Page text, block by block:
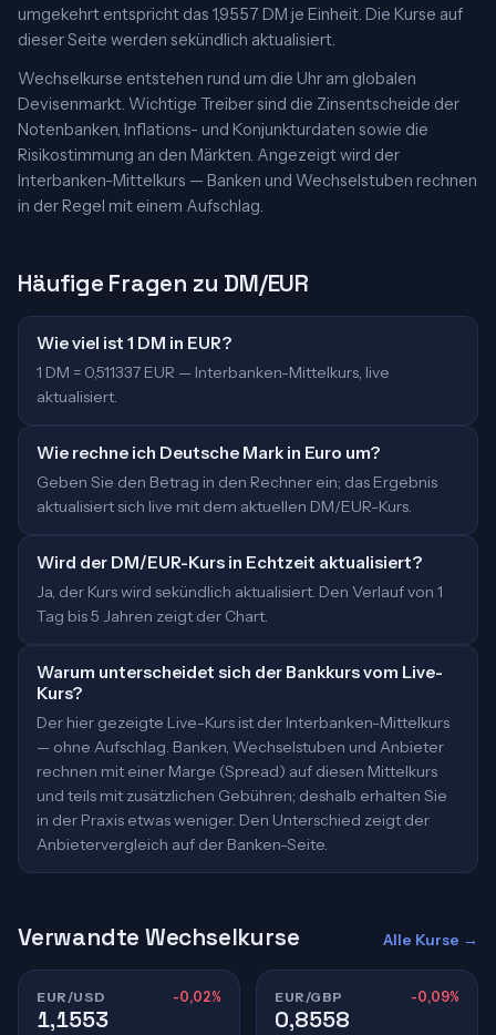
umgekehrt entspricht das 1,9557 DM je Einheit. Die Kurse auf
dieser Seite werden sekündlich aktualisiert.
Wechselkurse entstehen rund um die Uhr am globalen
Devisenmarkt. Wichtige Treiber sind die Zinsentscheide der
Notenbanken, Inflations- und Konjunkturdaten sowie die
Risikostimmung an den Märkten. Angezeigt wird der
Interbanken-Mittelkurs — Banken und Wechselstuben rechnen
in der Regel mit einem Aufschlag.
Häufige Fragen zu DM/EUR
Wie viel ist 1 DM in EUR?
1 DM = 0,511337 EUR — Interbanken-Mittelkurs, live
aktualisiert.
Wie rechne ich Deutsche Mark in Euro um?
Geben Sie den Betrag in den Rechner ein; das Ergebnis
aktualisiert sich live mit dem aktuellen DM/EUR-Kurs.
Wird der DM/EUR-Kurs in Echtzeit aktualisiert?
Ja, der Kurs wird sekündlich aktualisiert. Den Verlauf von 1
Tag bis 5 Jahren zeigt der Chart.
Warum unterscheidet sich der Bankkurs vom Live-
Kurs?
Der hier gezeigte Live-Kurs ist der Interbanken-Mittelkurs
— ohne Aufschlag. Banken, Wechselstuben und Anbieter
rechnen mit einer Marge (Spread) auf diesen Mittelkurs
und teils mit zusätzlichen Gebühren; deshalb erhalten Sie
in der Praxis etwas weniger. Den Unterschied zeigt der
Anbietervergleich auf der Banken-Seite.
Verwandte Wechselkurse Alle Kurse →
EUR/USD -0,02%
1,1553
EUR/GBP -0,09%
0,8558